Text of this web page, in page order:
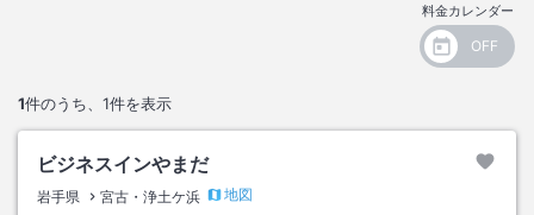
料金カレンダー
1件のうち、 1件を表示
ビジネスインやまだ
岩手県 宮古・浄土ケ浜
地図